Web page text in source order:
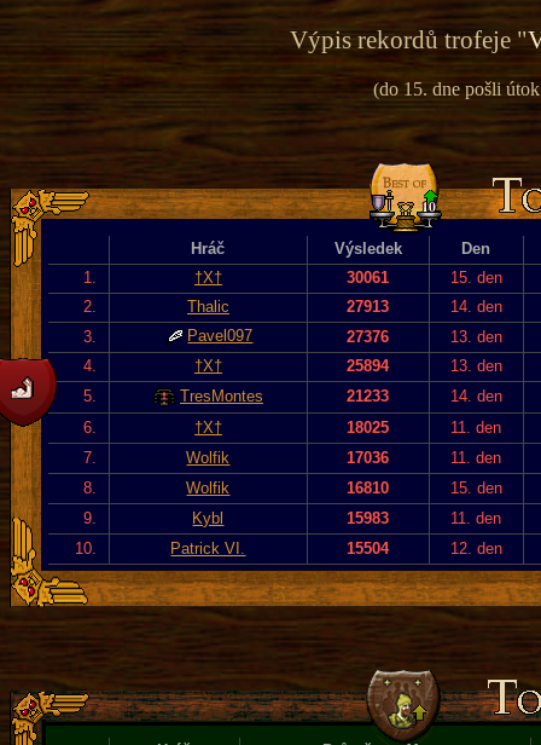
Výpis rekordů trofeje "
(do 15. dne pošli
Hráč Výsledek
Den
1.
†X† 30061
15. den
2.
Thalic 27913
14. den
3.
Pavel097 27376
13. den
4.
†X† 25894
13. den
5.
TresMontes 21233
14. den
6.
†X† 18025
11. den
7.
Wolfik 17036
11. den
8.
Wolfik 16810
15. den
9.
Kybl 15983
11. den
10.
Patrick VI. 15504 12. den